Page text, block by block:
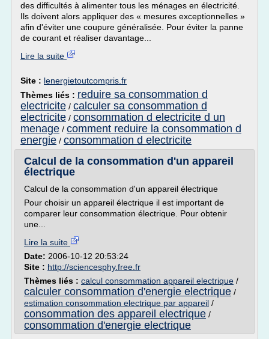
des difficultés à alimenter tous les ménages en électricité.
Ils doivent alors appliquer des « mesures exceptionnelles »
afin d'éviter une coupure généralisée. Pour éviter la panne
de courant et réaliser davantage...
Lire la suite
Site : lenergietoutcompris.fr
Thèmes liés : reduire sa consommation d
electricite / calculer sa consommation d
electricite / consommation d electricite d un
menage / comment reduire la consommation d
energie / consommation d electricite
Calcul de la consommation d'un appareil
électrique
Calcul de la consommation d'un appareil électrique
Pour choisir un appareil électrique il est important de
comparer leur consommation électrique. Pour obtenir
une...
Lire la suite
Date: 2006-10-12 20:53:24
Site : http://sciencesphy.free.fr
Thèmes liés : calcul consommation appareil electrique /
calculer consommation d'energie electrique /
estimation consommation electrique par appareil /
consommation des appareil electrique /
consommation d'energie electrique